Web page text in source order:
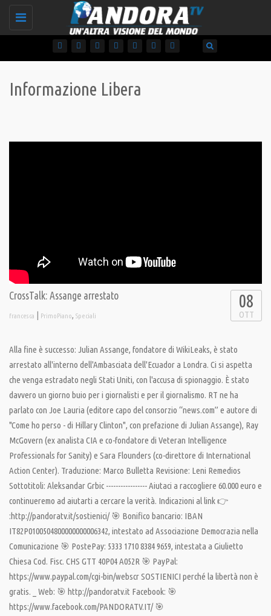
Toggle
Informazione Libera
CrossTalk: Assange arrestato
francesca | PrimoPiano, Speciali
08
OTT
Alla fine è successo: Julian Assange, fondatore di WikiLeaks, è stato
arrestato all'interno dell'Ambasciata dell'Ecuador a Londra. Ci si aspetta
che venga estradato negli Stati Uniti, con l'accusa di spionaggio. È stato
davvero un giorno buio per i giornalisti e per il giornalismo. RT ne ha
parlato con Joe Lauria (editore capo del consorzio “news.com” e autore di
"Come ho perso - di Hillary Clinton", con prefazione di Julian Assange), Ray
McGovern (ex analista CIA e co-fondatore di Veteran Intelligence
Professionals for Sanity) e Sara Flounders (co-direttore di International
Action Center). Traduzione: Marco Bulletta Revisione: Leni Remedios
Sottotitoli: Aleksandar Grbic ----------------- Aiutaci a raccogliere 60.000 euro e
continueremo ad aiutarti a cercare la verità. Indicazioni al link 👉
:http://pandoratv.it/sostienici/ 🎯 Bonifico bancario: IBAN
IT82P0100504800000000006342, intestato ad Associazione Democrazia nella
Comunicazione 🎯 PostePay: 5333 1710 8384 9659, intestata a Giulietto
Chiesa Cod. Fisc. CHS GTT 40P04 A052R 🎯 PayPal:
https://www.paypal.com/cgi-bin/webscr SOSTIENICI perché la libertà non è
gratis. _ Web: 🎯 http://pandoratv.it Facebook: 🎯
https://www.facebook.com/PANDORATV.IT/ 🎯